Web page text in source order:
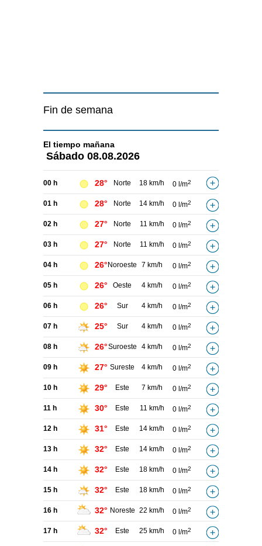
Fin de semana
El tiempo mañana
Sábado 08.08.2026
00 h 28° Norte 18 km/h 0 l/m2
01 h 28° Norte 14 km/h 0 l/m2
02 h 27° Norte 11 km/h 0 l/m2
03 h 27° Norte 11 km/h 0 l/m2
04 h 26° Noroeste 7 km/h 0 l/m2
05 h 26° Oeste 4 km/h 0 l/m2
06 h 26° Sur 4 km/h 0 l/m2
07 h 25° Sur 4 km/h 0 l/m2
08 h 26°Suroeste 4 km/h 0 l/m2
09 h 27° Sureste 4 km/h 0 l/m2
10 h 29° Este 7 km/h 0 l/m2
11 h 30° Este 11 km/h 0 l/m2
12 h 31° Este 14 km/h 0 l/m2
13 h 32° Este 14 km/h 0 l/m2
14 h 32° Este 18 km/h 0 l/m2
15 h 32° Este 18 km/h 0 l/m2
16 h 32° Noreste 22 km/h 0 l/m2
17 h 32° Este 25 km/h 0 l/m2